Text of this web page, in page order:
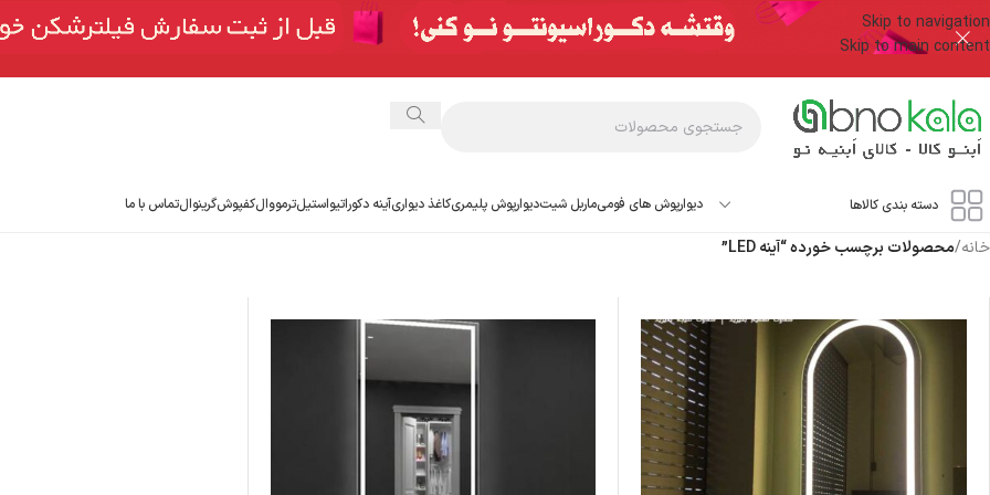
Skip to navigation
Skip to main content
دسته بندی کالاها دیوارپوش های فومیماربل شیتدیوارپوش پلیمریکاغذ دیواریآینه دکوراتیواستیلترمووالکفپوشگرینوالتماس با ما
خانه/محصولات برچسب خورده “آینه LED”